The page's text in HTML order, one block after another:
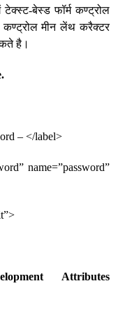
बेस्ड फॉर्म कण्ट्रोल
मीन लेंथ करैक्टर
है।
– </label>
name=”password”
Attributes